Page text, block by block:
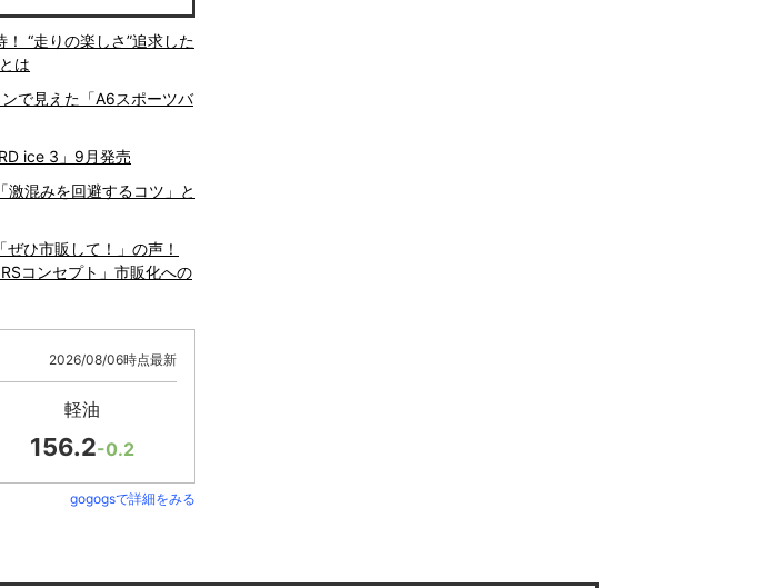
“走りの楽しさ”追求した
は
で見えた「A6スポーツバ
ice 3」9月発売
混みを回避するコツ」と
ひ市販して！」の声！
コンセプト」市販化への
2026/08/06時点最新
軽油
156.2-0.2
gogogsで詳細をみる